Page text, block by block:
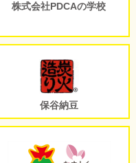
株式会社PDCAの学校
保谷納豆